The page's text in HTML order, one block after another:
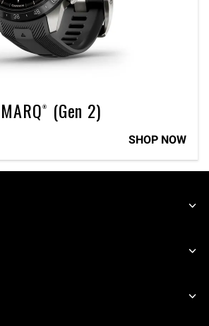
MARQ® (Gen 2)
SHOP NOW